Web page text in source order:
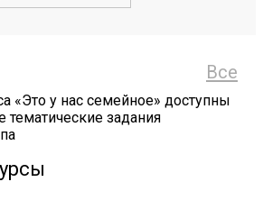
Все
«Это у нас семейное» доступны
задания